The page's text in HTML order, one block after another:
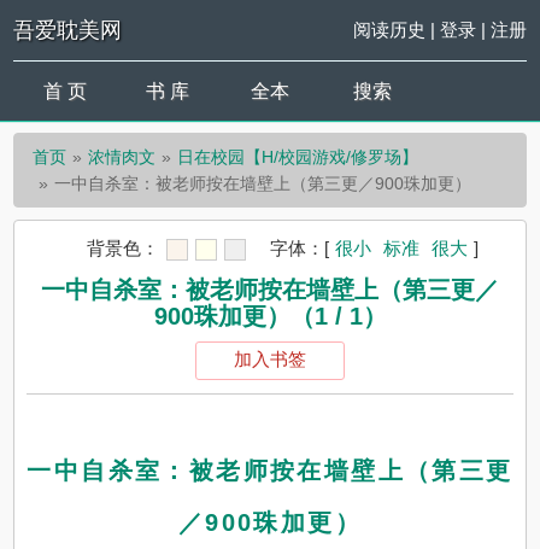
吾爱耽美网 阅读历史 | 登录| 注册
首 页 书 库 全本 搜索
首页 浓情肉文
日在校园【H/校园游戏/修罗场】
一中自杀室：被老师按在墙壁上（第三更／900珠加更）
背景色： 字体： [ 很小 标准 很大 ]
一中自杀室：被老师按在墙壁上（第三更／
900珠加更）（1 / 1）
加入书签
一中自杀室：被老师按在墙壁上（第三更
／900珠加更）